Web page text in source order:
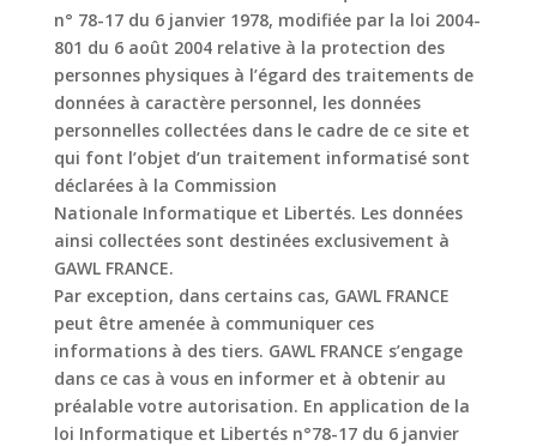
n° 78-17 du 6 janvier 1978, modifiée par la loi 2004-
801 du 6 août 2004 relative à la protection des
personnes physiques à l’égard des traitements de
données à caractère personnel, les données
personnelles collectées dans le cadre de ce site et
qui font l’objet d’un traitement informatisé sont
déclarées à la Commission
Nationale Informatique et Libertés. Les données
ainsi collectées sont destinées exclusivement à
GAWL FRANCE.
Par exception, dans certains cas, GAWL FRANCE
peut être amenée à communiquer ces
informations à des tiers. GAWL FRANCE s’engage
dans ce cas à vous en informer et à obtenir au
préalable votre autorisation. En application de la
loi Informatique et Libertés n°78-17 du 6 janvier